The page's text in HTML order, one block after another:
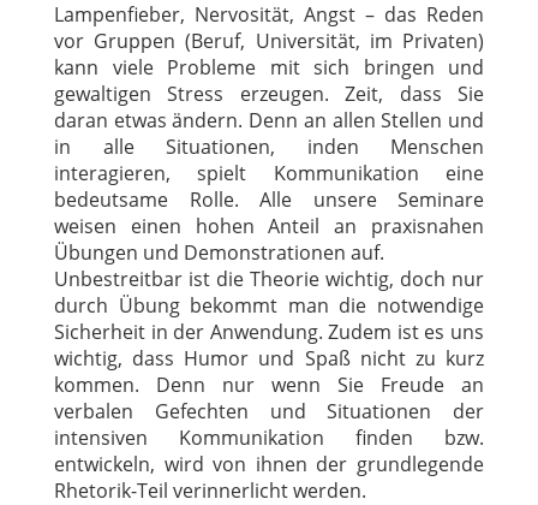
Lampenfieber, Nervosität, Angst – das Reden
vor Gruppen (Beruf, Universität, im Privaten)
kann viele Probleme mit sich bringen und
gewaltigen Stress erzeugen. Zeit, dass Sie
daran etwas ändern. Denn an allen Stellen und
in alle Situationen, inden Menschen
interagieren, spielt Kommunikation eine
bedeutsame Rolle. Alle unsere Seminare
weisen einen hohen Anteil an praxisnahen
Übungen und Demonstrationen auf.
Unbestreitbar ist die Theorie wichtig, doch nur
durch Übung bekommt man die notwendige
Sicherheit in der Anwendung. Zudem ist es uns
wichtig, dass Humor und Spaß nicht zu kurz
kommen. Denn nur wenn Sie Freude an
verbalen Gefechten und Situationen der
intensiven Kommunikation finden bzw.
entwickeln, wird von ihnen der grundlegende
Rhetorik-Teil verinnerlicht werden.